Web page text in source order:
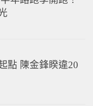
點 陳金鋒睽違20